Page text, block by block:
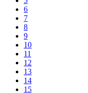
6
7
8
9
10
11
12
13
14
15